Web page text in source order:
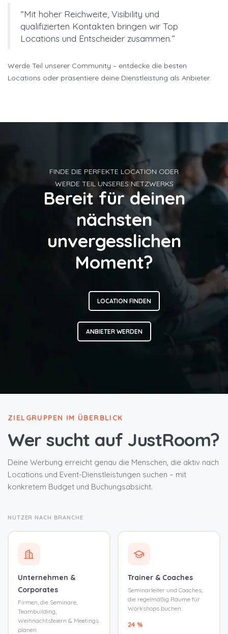
“Mit hoher Reichweite, Visibility und
qualifizierten Kontakten bringen wir Top
Locations und Entscheider zusammen.”
Werde Teil unserer Community – entdecke die besten
Locations oder präsentiere deine Dienstleistung als Anbieter.
FINDE DIE PERFEKTE LOCATION ODER
WERDE TEIL UNSERES NETZWERKS
Bereit für deinen
nächsten
unvergesslichen
Moment?
LOCATION FINDEN
ANBIETER WERDEN
ZIELGRUPPEN IM ÜBERBLICK
Wer sucht auf JustRoom?
Deine Werbung erreicht genau die Menschen, die aktiv nach
Locations und Event-Dienstleistungen suchen – mit
konkretem Budget und Buchungsabsicht.
NUTZER NACH BRANCHE
Unternehmen &
Corporates
Firmen, die Seminare,
Teambuilding,
Weihnachtsfeiern & Meetings
planen.
Trainer & Coaches
Seminarleiter und Coaches,
die regelmäßig Räume für
Workshops buchen.
24 %